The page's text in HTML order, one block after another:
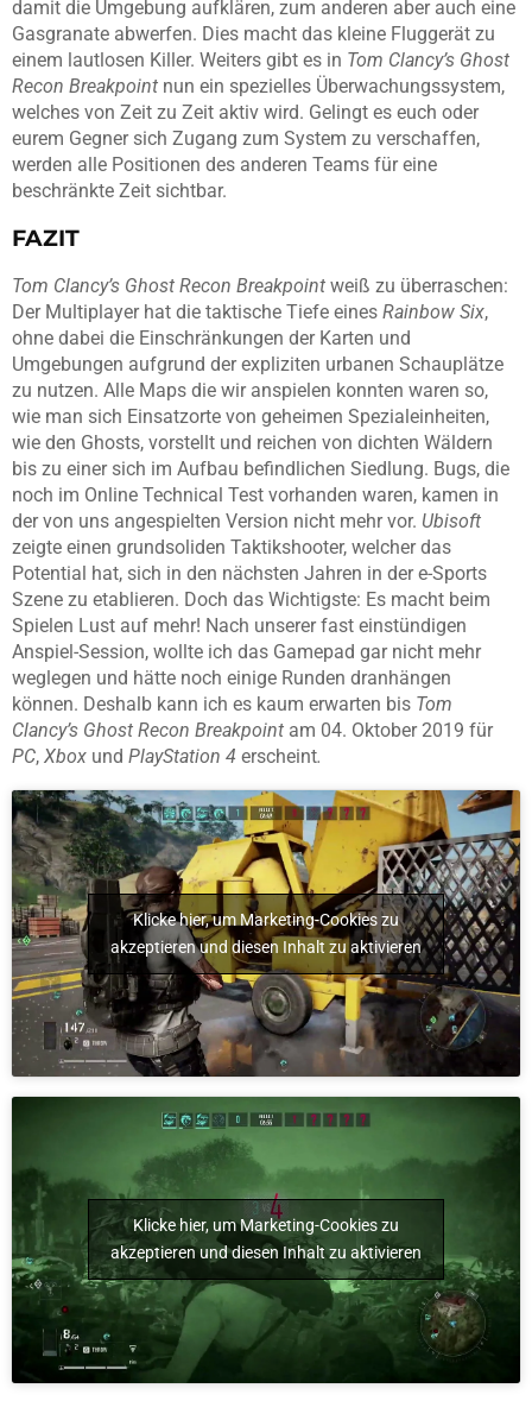
damit die Umgebung aufklären, zum anderen aber auch eine
Gasgranate abwerfen. Dies macht das kleine Fluggerät zu
einem lautlosen Killer. Weiters gibt es in Tom Clancy’s Ghost
Recon Breakpoint nun ein spezielles Überwachungssystem,
welches von Zeit zu Zeit aktiv wird. Gelingt es euch oder
eurem Gegner sich Zugang zum System zu verschaffen,
werden alle Positionen des anderen Teams für eine
beschränkte Zeit sichtbar.
FAZIT
Tom Clancy’s Ghost Recon Breakpoint weiß zu überraschen:
Der Multiplayer hat die taktische Tiefe eines Rainbow Six,
ohne dabei die Einschränkungen der Karten und
Umgebungen aufgrund der expliziten urbanen Schauplätze
zu nutzen. Alle Maps die wir anspielen konnten waren so,
wie man sich Einsatzorte von geheimen Spezialeinheiten,
wie den Ghosts, vorstellt und reichen von dichten Wäldern
bis zu einer sich im Aufbau befindlichen Siedlung. Bugs, die
noch im Online Technical Test vorhanden waren, kamen in
der von uns angespielten Version nicht mehr vor. Ubisoft
zeigte einen grundsoliden Taktikshooter, welcher das
Potential hat, sich in den nächsten Jahren in der e-Sports
Szene zu etablieren. Doch das Wichtigste: Es macht beim
Spielen Lust auf mehr! Nach unserer fast einstündigen
Anspiel-Session, wollte ich das Gamepad gar nicht mehr
weglegen und hätte noch einige Runden dranhängen
können. Deshalb kann ich es kaum erwarten bis Tom
Clancy’s Ghost Recon Breakpoint am 04. Oktober 2019 für
PC, Xbox und PlayStation 4 erscheint.
Klicke hier, um Marketing-Cookies zu
akzeptieren und diesen Inhalt zu aktivieren
Klicke hier, um Marketing-Cookies zu
akzeptieren und diesen Inhalt zu aktivieren